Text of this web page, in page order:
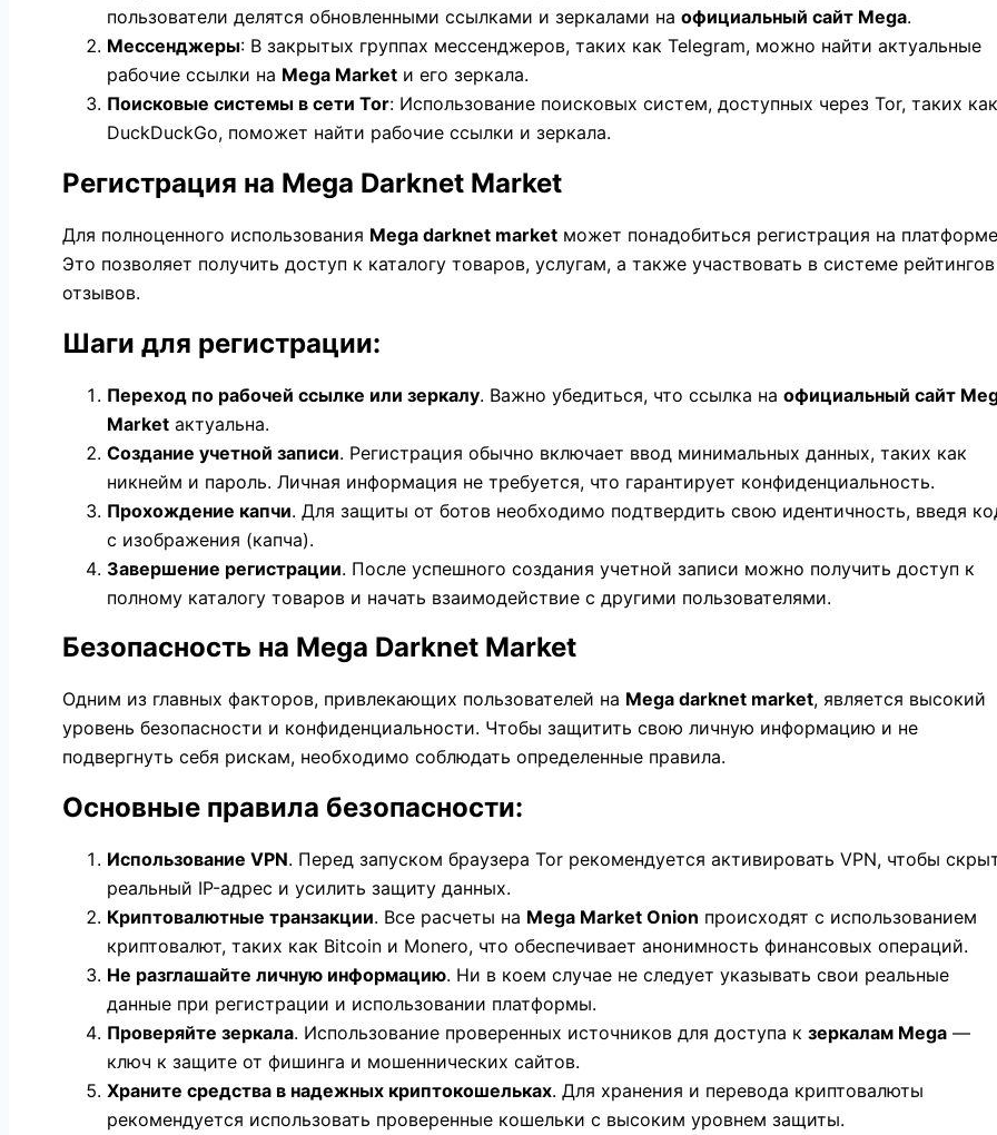
пользователи делятся обновленными ссылками и зеркалами на официальный сайт Mega.
Мессенджеры: В закрытых группах мессенджеров, таких как Telegram, можно найти актуальные
рабочие ссылки на Mega Market и его зеркала.
Поисковые системы в сети Tor: Использование поисковых систем, доступных через Tor, таких как
DuckDuckGo, поможет найти рабочие ссылки и зеркала.
Регистрация на Mega Darknet Market
Для полноценного использования Mega darknet market может понадобиться регистрация на
Это позволяет получить доступ к каталогу товаров, услугам, а также участвовать в системе
отзывов.
Шаги для регистрации:
Переход по рабочей ссылке или зеркалу. Важно убедиться, что ссылка на официальный сайт
Market актуальна.
Создание учетной записи. Регистрация обычно включает ввод минимальных данных, таких как
никнейм и пароль. Личная информация не требуется, что гарантирует конфиденциальность.
Прохождение капчи. Для защиты от ботов необходимо подтвердить свою идентичность, введя
с изображения (капча).
Завершение регистрации. После успешного создания учетной записи можно получить доступ к
полному каталогу товаров и начать взаимодействие с другими пользователями.
Безопасность на Mega Darknet Market
Одним из главных факторов, привлекающих пользователей на Mega darknet market, является высокий
уровень безопасности и конфиденциальности. Чтобы защитить свою личную информацию и не
подвергнуть себя рискам, необходимо соблюдать определенные правила.
Основные правила безопасности:
Использование VPN. Перед запуском браузера Tor рекомендуется активировать VPN, чтобы
реальный IP-адрес и усилить защиту данных.
Криптовалютные транзакции. Все расчеты на Mega Market Onion происходят с использованием
криптовалют, таких как Bitcoin и Monero, что обеспечивает анонимность финансовых операций.
Не разглашайте личную информацию. Ни в коем случае не следует указывать свои реальные
данные при регистрации и использовании платформы.
Проверяйте зеркала. Использование проверенных источников для доступа к зеркалам Mega —
ключ к защите от фишинга и мошеннических сайтов.
Храните средства в надежных криптокошельках. Для хранения и перевода криптовалюты
рекомендуется использовать проверенные кошельки с высоким уровнем защиты.